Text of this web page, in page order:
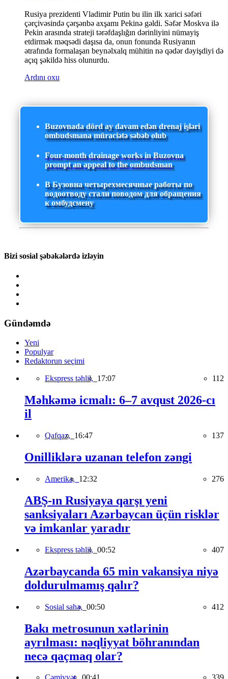
Rusiya prezidenti Vladimir Putin bu ilin ilk xarici səfəri
çərçivəsində çərşənbə axşamı Pekinə gəldi. Səfər Moskva ilə
Pekin arasında strateji tərəfdaşlığın dərinliyini nümayiş
etdirmək məqsədi daşısa da, onun fonunda Rusiyanın
ətrafında formalaşan beynəlxalq mühitin nə qədər dəyişdiyi də
açıq şəkildə hiss olunurdu.
Ardını oxu
Buzovnada dörd ay davam edən drenaj işləri
ombudsmana müraciətə səbəb olub
Four-month drainage works in Buzovna
prompt an appeal to the ombudsman
В Бузовна четырехмесячные работы по
водоотводу стали поводом для обращения
к омбудсмену
Bizi sosial şəbəkələrdə izləyin
Gündəmdə
Yeni
Populyar
Redaktorun seçimi
Ekspress təhlil, 17:07 112
Məhkəmə icmalı: 6–7 avqust 2026-cı
il
Qafqaz, 16:47 137
Onilliklərə uzanan telefon zəngi
Amerika, 12:32 276
ABŞ-ın Rusiyaya qarşı yeni
sanksiyaları Azərbaycan üçün risklər
və imkanlar yaradır
Ekspress təhlil, 00:52 407
Azərbaycanda 65 min vakansiya niyə
doldurulmamış qalır?
Sosial sahə, 00:50 412
Bakı metrosunun xətlərinin
ayrılması: nəqliyyat böhranından
necə qaçmaq olar?